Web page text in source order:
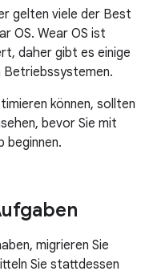
gelten viele der Best
OS. Wear OS ist
daher gibt es einige
Betriebssystemen.
können, sollten
bevor Sie mit
beginnen.
migrieren Sie
Sie stattdessen